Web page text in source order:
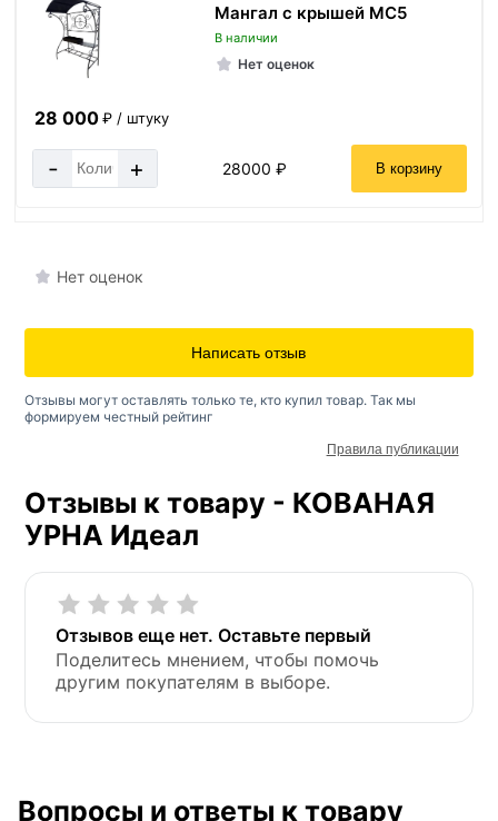
Мангал с крышей МС5
В наличии
Нет оценок
28 000₽ / штуку
- + 28000 ₽ В корзину
Отзывы к товару - КОВАНАЯ
УРНА Идеал
Отзывов еще нет. Оставьте первый
Поделитесь мнением, чтобы помочь
другим покупателям в выборе.
Нет оценок
Написать отзыв
Отзывы могут оставлять только те, кто купил товар. Так мы
формируем честный рейтинг
Правила публикации
Вопросы и ответы к товару